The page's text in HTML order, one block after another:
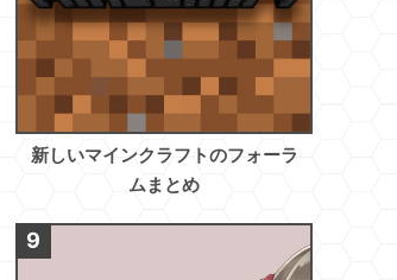
新しいマインクラフトのフォーラ
ムまとめ